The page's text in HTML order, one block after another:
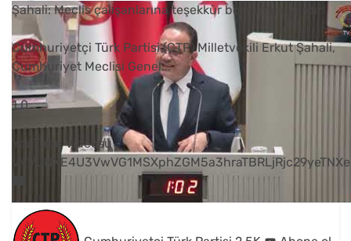
Şahali: Meclis çalışanlarına teşekkür borcumuz vardır
Cumhuriyetçi Türk Partisi (CTP) Milletvekili Erkut Şahali,
Cumhuriyet Meclisi Genel...
1 0
YouTube Videosu